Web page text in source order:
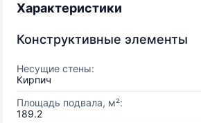
Характеристики
Конструктивные элементы
Несущие стены:
Кирпич
Площадь подвала, м²:
189.2